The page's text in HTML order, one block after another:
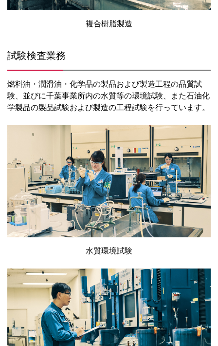
複合樹脂製造
試験検査業務
燃料油・潤滑油・化学品の製品および製造工程の品質試
験、並びに千葉事業所内の水質等の環境試験、また石油化
学製品の製品試験および製造の工程試験を行っています。
水質環境試験